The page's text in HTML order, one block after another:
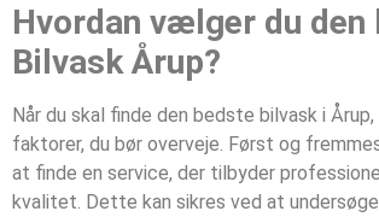
Hvordan vælger du den
Bilvask Årup?
Når du skal finde den bedste bilvask i
faktorer, du bør overveje. Først og
at finde en service, der tilbyder
kvalitet. Dette kan sikres ved at